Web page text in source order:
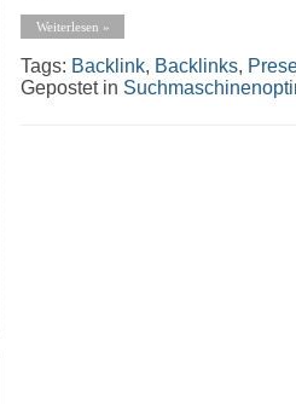
Weiterlesen »
Tags: Backlink, Backlinks,
Gepostet in